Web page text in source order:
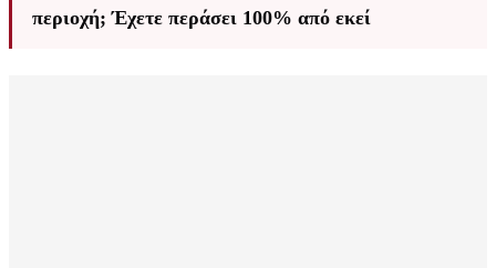
περιοχή; Έχετε περάσει 100% από εκεί